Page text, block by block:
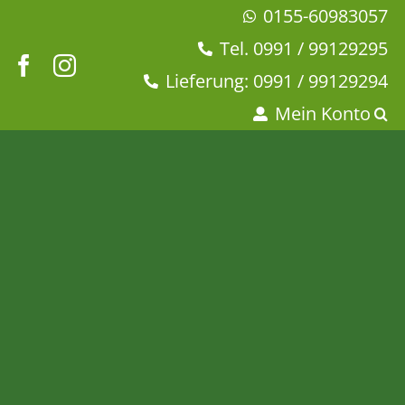
springen
0155-60983057
Tel. 0991 / 99129295
Lieferung: 0991 / 99129294
Mein Konto